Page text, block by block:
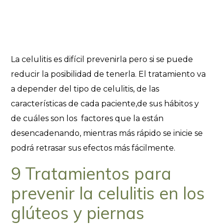
La celulitis es difícil prevenirla pero si se puede
reducir la posibilidad de tenerla. El tratamiento va
a depender del tipo de celulitis, de las
características de cada paciente,de sus hábitos y
de cuáles son los factores que la están
desencadenando, mientras más rápido se inicie se
podrá retrasar sus efectos más fácilmente.
9 Tratamientos para
prevenir la celulitis en los
glúteos y piernas